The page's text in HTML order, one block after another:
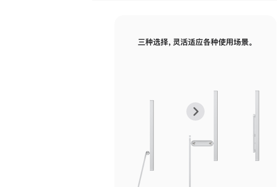
面
面
三种选择，灵活适应各种使用场景。
上
张
下
张